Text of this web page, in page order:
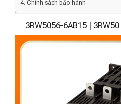
Chính sách bảo hành
3RW5056-6AB15 |